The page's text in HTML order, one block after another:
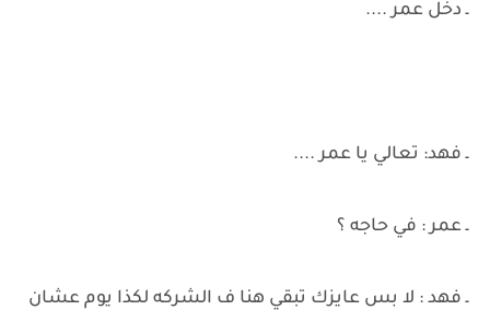
ـ دخل عمر ....
ـ فهد: تعالي يا عمر ....
ـ عمر : في حاجه ؟
ـ فهد : لا بس عايزك تبقي هنا ف الشركه لكذا يوم عشان